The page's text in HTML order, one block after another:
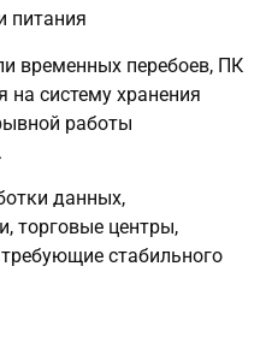
питания
временных перебоев, ПК
на систему хранения
работы
данных,
торговые центры,
стабильного